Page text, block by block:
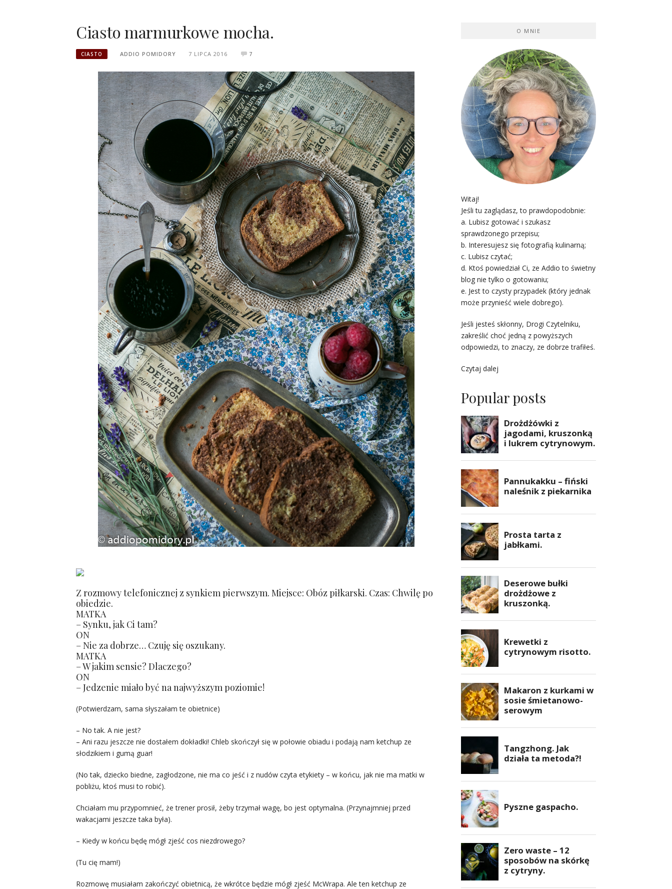
Ciasto marmurkowe mocha.
CIASTO ADDIO POMIDORY 7 LIPCA 2016 7
Z rozmowy telefonicznej z synkiem pierwszym. Miejsce: Obóz piłkarski. Czas: Chwilę po
obiedzie.
MATKA
– Synku, jak Ci tam?
ON
– Nie za dobrze… Czuję się oszukany.
MATKA
– W jakim sensie? Dlaczego?
ON
– Jedzenie miało być na najwyższym poziomie!
(Potwierdzam, sama słyszałam te obietnice)
– No tak. A nie jest?
– Ani razu jeszcze nie dostałem dokładki! Chleb skończył się w połowie obiadu i podają nam ketchup ze
słodzikiem i gumą guar!
(No tak, dziecko biedne, zagłodzone, nie ma co jeść i z nudów czyta etykiety – w końcu, jak nie ma matki w
pobliżu, ktoś musi to robić).
Chciałam mu przypomnieć, że trener prosił, żeby trzymał wagę, bo jest optymalna. (Przynajmniej przed
wakacjami jeszcze taka była).
– Kiedy w końcu będę mógł zjeść cos niezdrowego?
(Tu cię mam!)
Rozmowę musiałam zakończyć obietnicą, że wkrótce będzie mógł zjeść McWrapa. Ale ten ketchup ze
O MNIE
Witaj!
Jeśli tu zaglądasz, to prawdopodobnie:
a. Lubisz gotować i szukasz
sprawdzonego przepisu;
b. Interesujesz się fotografią kulinarną;
c. Lubisz czytać;
d. Ktoś powiedział Ci, ze Addio to świetny
blog nie tylko o gotowaniu;
e. Jest to czysty przypadek (który jednak
może przynieść wiele dobrego).
Jeśli jesteś skłonny, Drogi Czytelniku,
zakreślić choć jedną z powyższych
odpowiedzi, to znaczy, ze dobrze trafiłeś.
Czytaj dalej
Popular posts